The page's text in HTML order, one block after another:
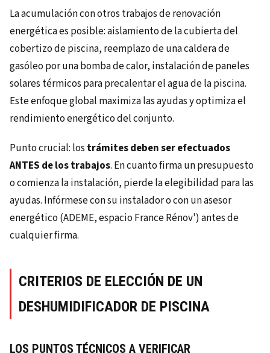
La acumulación con otros trabajos de renovación
energética es posible: aislamiento de la cubierta del
cobertizo de piscina, reemplazo de una caldera de
gasóleo por una bomba de calor, instalación de paneles
solares térmicos para precalentar el agua de la piscina.
Este enfoque global maximiza las ayudas y optimiza el
rendimiento energético del conjunto.
Punto crucial: los trámites deben ser efectuados
ANTES de los trabajos. En cuanto firma un presupuesto
o comienza la instalación, pierde la elegibilidad para las
ayudas. Infórmese con su instalador o con un asesor
energético (ADEME, espacio France Rénov') antes de
cualquier firma.
CRITERIOS DE ELECCIÓN DE UN
DESHUMIDIFICADOR DE PISCINA
LOS PUNTOS TÉCNICOS A VERIFICAR